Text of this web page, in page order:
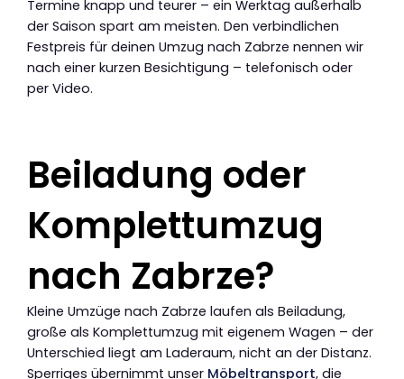
Termine knapp und teurer – ein Werktag außerhalb
der Saison spart am meisten. Den verbindlichen
Festpreis für deinen Umzug nach Zabrze nennen wir
nach einer kurzen Besichtigung – telefonisch oder
per Video.
Beiladung oder
Komplettumzug
nach Zabrze?
Kleine Umzüge nach Zabrze laufen als Beiladung,
große als Komplettumzug mit eigenem Wagen – der
Unterschied liegt am Laderaum, nicht an der Distanz.
Sperriges übernimmt unser Möbeltransport, die